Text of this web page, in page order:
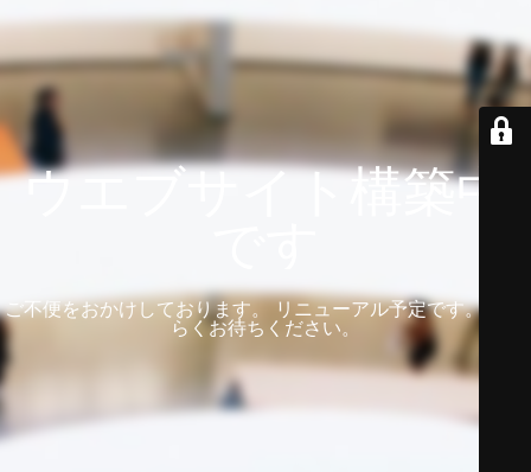
ウエブサイト構築中
ご不便をおかけしております。 リニューアル予定です。 しば
らくお待ちください。